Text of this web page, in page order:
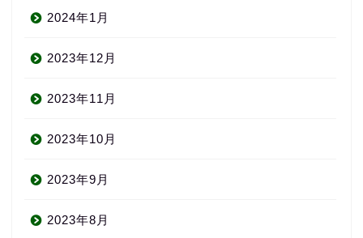
2024年1月
2023年12月
2023年11月
2023年10月
2023年9月
2023年8月